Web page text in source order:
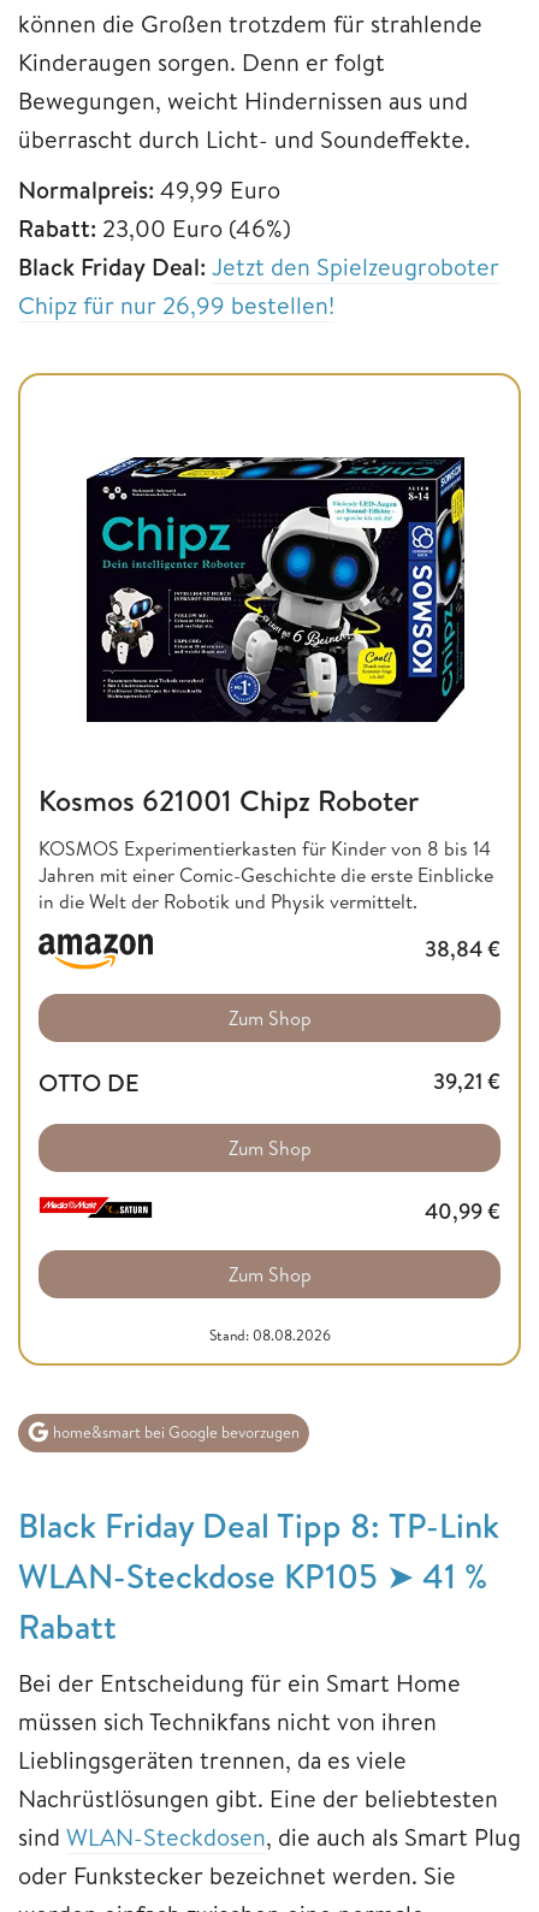
können die Großen trotzdem für strahlende
Kinderaugen sorgen. Denn er folgt
Bewegungen, weicht Hindernissen aus und
überrascht durch Licht- und Soundeffekte.
Normalpreis: 49,99 Euro
Rabatt: 23,00 Euro (46%)
Black Friday Deal: Jetzt den Spielzeugroboter
Chipz für nur 26,99 bestellen!
Kosmos 621001 Chipz Roboter
KOSMOS Experimentierkasten für Kinder von 8 bis 14
Jahren mit einer Comic-Geschichte die erste Einblicke
in die Welt der Robotik und Physik vermittelt.
38,84€
Zum Shop
OTTO DE 39,21 €
Zum Shop
40,99€
Zum Shop
Stand: 08.08.2026
home&smart bei Google bevorzugen
Black Friday Deal Tipp 8: TP-Link
WLAN-Steckdose KP105 ➤ 41 %
Rabatt
Bei der Entscheidung für ein Smart Home
müssen sich Technikfans nicht von ihren
Lieblingsgeräten trennen, da es viele
Nachrüstlösungen gibt. Eine der beliebtesten
sind WLAN-Steckdosen, die auch als Smart Plug
oder Funkstecker bezeichnet werden. Sie